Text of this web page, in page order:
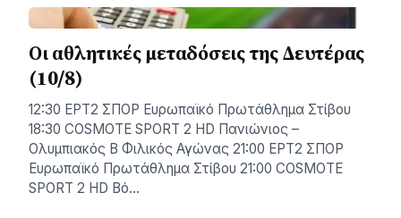
Οι αθλητικές μεταδόσεις της Δευτέρας
(10/8)
12:30 ΕΡΤ2 ΣΠΟΡ Ευρωπαϊκό Πρωτάθλημα Στίβου
18:30 COSMOTE SPORT 2 HD Πανιώνιος –
Ολυμπιακός Β Φιλικός Αγώνας 21:00 ΕΡΤ2 ΣΠΟΡ
Ευρωπαϊκό Πρωτάθλημα Στίβου 21:00 COSMOTE
SPORT 2 HD Βό…